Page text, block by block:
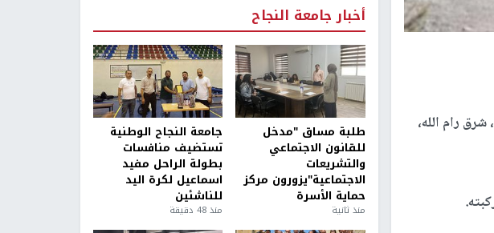
رام الله،
أخبار جامعة النجاح
طلبة مساق "مدخل
للقانون الاجتماعي
والتشريعات
الاجتماعية"يزورون مركز
حماية الأسرة
منذ ثانية
جامعة النجاح الوطنية
تستضيف منافسات
بطولة الراحل مفيد
اسماعيل لكرة اليد
للناشئين
منذ 48 دقيقة